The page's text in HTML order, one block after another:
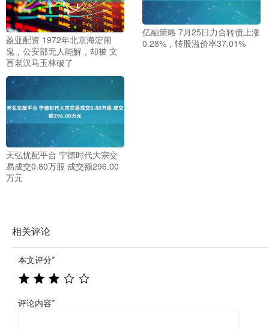
盈亚配资 1972年北京海淀闹
鬼，公安部无人能解，却被 文
盲老汉马玉林破了
亿融策略 7月25日力合转债上涨
0.28%，转股溢价率37.01%
天弘忧配平台 宁德时代大宗交
易成交0.80万股 成交额296.00
万元
相关评论
本文评分*
评论内容*